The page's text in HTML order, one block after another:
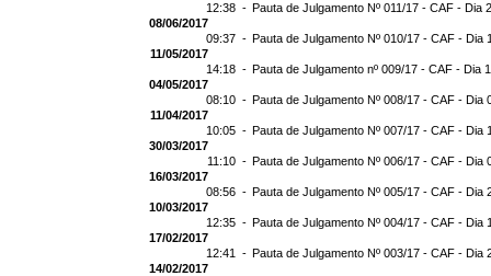
12:38 - Pauta de Julgamento Nº 011/17 - CAF - Dia
08/06/2017
09:37 - Pauta de Julgamento Nº 010/17 - CAF - Dia
11/05/2017
14:18 - Pauta de Julgamento nº 009/17 - CAF - Dia
04/05/2017
08:10 - Pauta de Julgamento Nº 008/17 - CAF - Dia
11/04/2017
10:05 - Pauta de Julgamento Nº 007/17 - CAF - Dia
30/03/2017
11:10 - Pauta de Julgamento Nº 006/17 - CAF - Dia
16/03/2017
08:56 - Pauta de Julgamento Nº 005/17 - CAF - Dia
10/03/2017
12:35 - Pauta de Julgamento Nº 004/17 - CAF - Dia
17/02/2017
12:41 - Pauta de Julgamento Nº 003/17 - CAF - Dia
14/02/2017